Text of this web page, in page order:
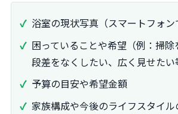
浴室の現状写真（スマートフォン
困っていることや希望（例：掃除
段差をなくしたい、広く見せたい
予算の目安や希望金額
家族構成や今後のライフスタイ